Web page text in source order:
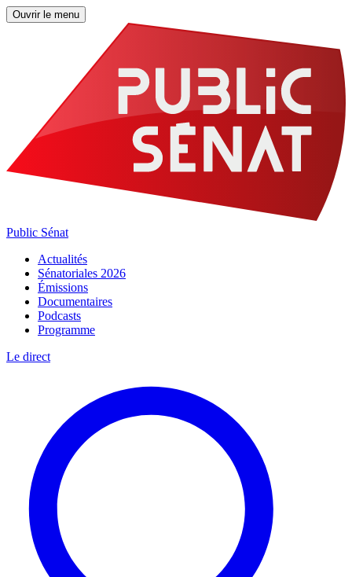
Ouvrir le menu
Public Sénat
Actualités
Sénatoriales 2026
Émissions
Documentaires
Podcasts
Programme
Le direct